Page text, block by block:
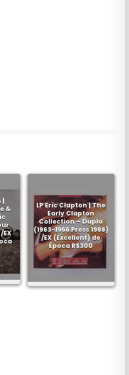
|
&
EX
LP Eric Clapton | The
Early Clapton
Collection – Duplo
(1963-1966 Press 1988)
/EX (Excellent) de
Época R$300